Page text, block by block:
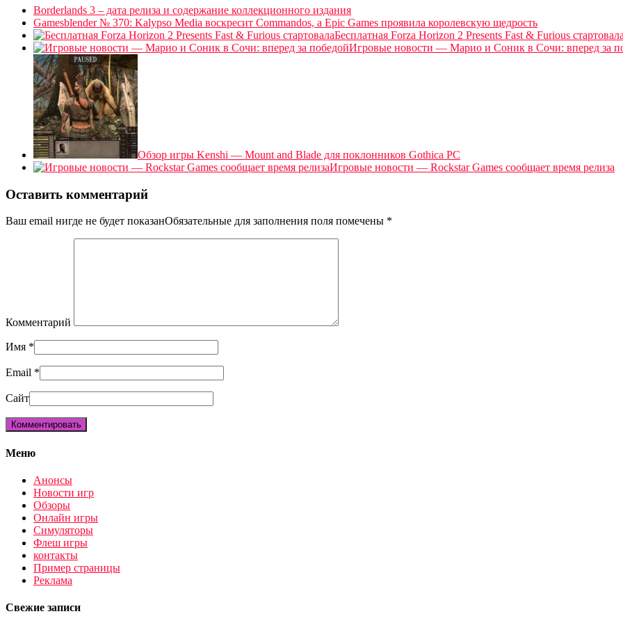
Borderlands 3 – дата релиза и содержание коллекционного издания
Gamesblender № 370: Kalypso Media воскресит Commandos, а Epic Games проявила королевскую щедрость
Бесплатная Forza Horizon 2 Presents Fast & Furious стартовала
Игровые новости — Марио и Соник в Сочи: вперед за
Обзор игры Kenshi — Mount and Blade для поклонников Gothica PC
Игровые новости — Rockstar Games сообщает время релиза
Оставить комментарий
Ваш email нигде не будет показанОбязательные для заполнения поля помечены *
Комментарий
Имя *
Email *
Сайт
Меню
Анонсы
Новости игр
Обзоры
Онлайн игры
Симуляторы
Флеш игры
контакты
Пример страницы
Реклама
Свежие записи